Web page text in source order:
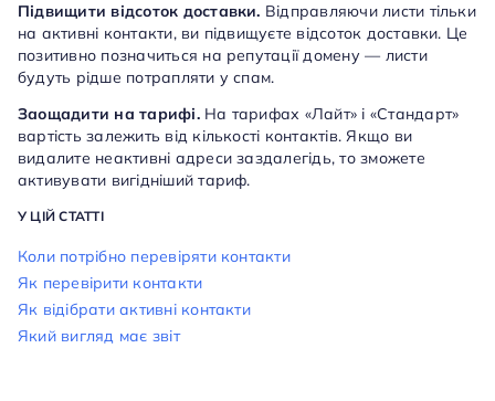
Підвищити відсоток доставки. Відправляючи листи тільки
на активні контакти, ви підвищуєте відсоток доставки. Це
позитивно позначиться на репутації домену — листи
будуть рідше потрапляти у спам.
Заощадити на тарифі.На тарифах «Лайт» і «Стандарт»
вартість залежить від кількості контактів. Якщо ви
видалите неактивні адреси заздалегідь, то зможете
активувати вигідніший тариф.
У ЦІЙ СТАТТІ
Коли потрібно перевіряти контакти
Як перевірити контакти
Як відібрати активні контакти
Який вигляд має звіт